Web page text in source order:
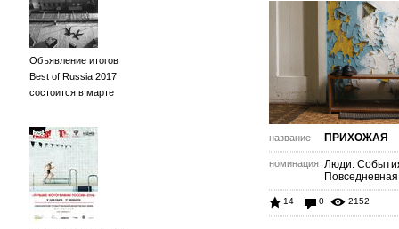
Объявление итогов
Best of Russia 2017
состоится в марте
название ПРИХОЖАЯ
номинация Люди.
14 0 2152